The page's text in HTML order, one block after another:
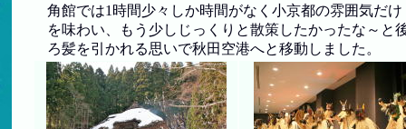
角館では1時間少々しか時間がなく小京都の雰囲気だけ
を味わい、もう少しじっくりと散策したかったな～と
ろ髪を引かれる思いで秋田空港へと移動しました。